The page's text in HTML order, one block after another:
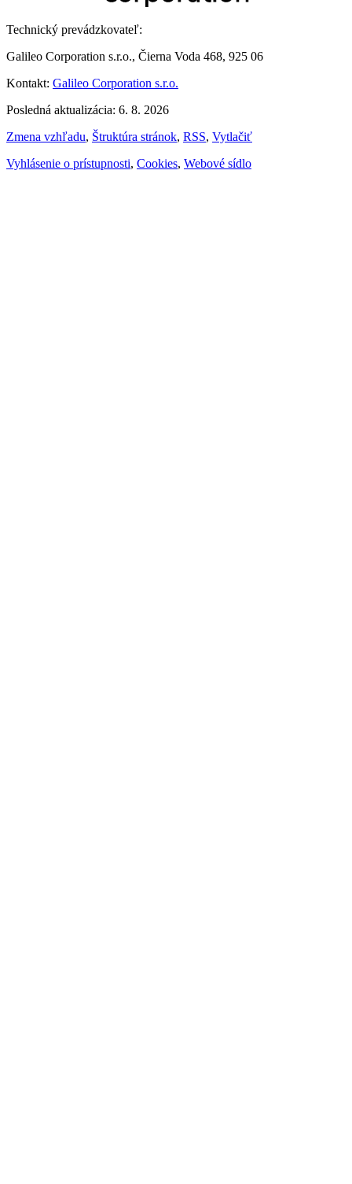
Technický prevádzkovateľ:
Galileo Corporation s.r.o., Čierna Voda 468, 925 06
Kontakt: Galileo Corporation s.r.o.
Posledná aktualizácia: 6. 8. 2026
Zmena vzhľadu, Štruktúra stránok, RSS, Vytlačiť
Vyhlásenie o prístupnosti, Cookies, Webové sídlo